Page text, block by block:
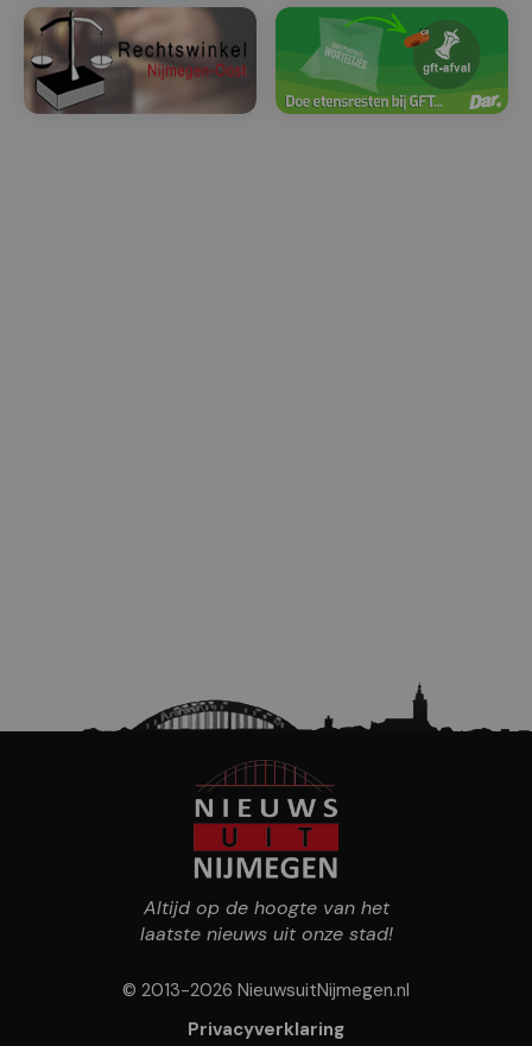
Altijd op de hoogte van het
laatste nieuws uit onze stad!
© 2013-2026 NieuwsuitNijmegen.nl
Privacyverklaring